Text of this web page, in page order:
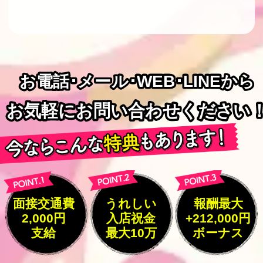
お電話･メール･WEB･LINEから
お電話･メール･WEB･LINEから
お気軽にお問い合わせください
お気軽にお問い合わせください
面接交通費
2,000円
支給
うれしい
入店祝金
最大10万
報酬最大
+212,000円
ボーナス